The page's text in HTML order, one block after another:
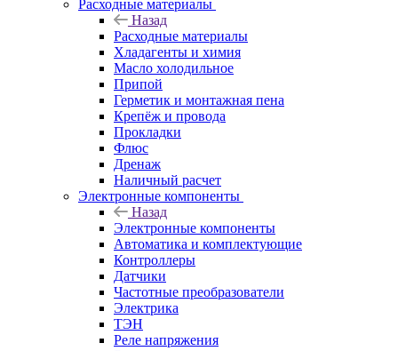
Расходные материалы
Назад
Расходные материалы
Хладагенты и химия
Масло холодильное
Припой
Герметик и монтажная пена
Крепёж и провода
Прокладки
Флюс
Дренаж
Наличный расчет
Электронные компоненты
Назад
Электронные компоненты
Автоматика и комплектующие
Контроллеры
Датчики
Частотные преобразователи
Электрика
ТЭН
Реле напряжения